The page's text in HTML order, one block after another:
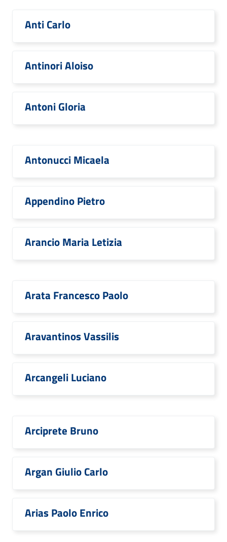
Anti Carlo
Antinori Aloiso
Antoni Gloria
Antonucci Micaela
Appendino Pietro
Arancio Maria Letizia
Arata Francesco Paolo
Aravantinos Vassilis
Arcangeli Luciano
Arciprete Bruno
Argan Giulio Carlo
Arias Paolo Enrico